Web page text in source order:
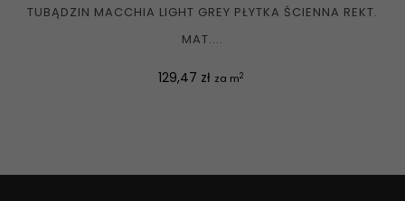
TUBĄDZIN MACCHIA LIGHT GREY PŁYTKA ŚCIENNA REKT.
MAT....
Cena
129,47 zł za m2